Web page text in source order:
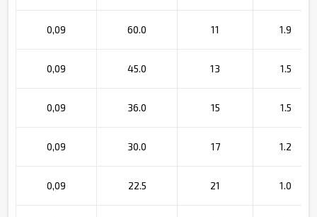
0,09 60.0 11 1.9
0,09 45.0 13 1.5
0,09 36.0 15 1.5
0,09 30.0 17 1.2
0,09 22.5 21 1.0